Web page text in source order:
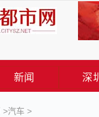
新闻 深
>汽车 >